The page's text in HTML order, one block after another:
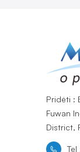
Pridėti :
Fuwan
District,